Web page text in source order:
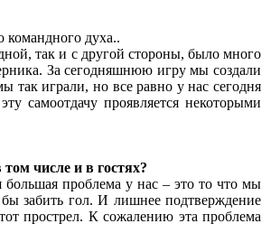
командного духа..
так и с другой стороны, было много
За сегодняшнюю игру мы создали
так играли, но все равно у нас сегодня
самоотдачу проявляется некоторыми
числе и в гостях?
проблема у нас – это то что мы
забить гол. И лишнее подтверждение
прострел. К сожалению эта проблема